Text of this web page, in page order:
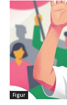
Figur